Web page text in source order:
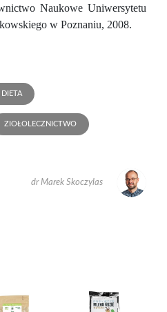
Naukowe Uniwersytetu
w Poznaniu, 2008.
ZIOŁOLECZNICTWO
dr Marek Skoczylas